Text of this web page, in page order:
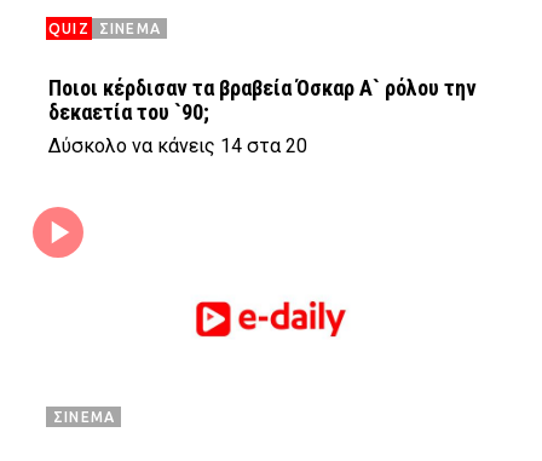
QUIZ ΣΙΝΕΜΑ
Ποιοι κέρδισαν τα βραβεία Όσκαρ Α` ρόλου την
δεκαετία του `90;
Δύσκολο να κάνεις 14 στα 20
ΣΙΝΕΜΑ